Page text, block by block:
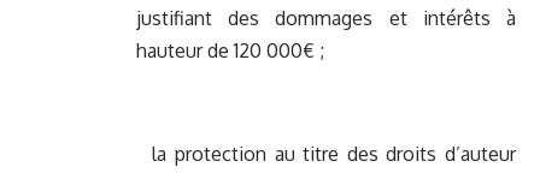
justifiant des dommages et intérêts à
hauteur de 120 000€ ;
la protection au titre des droits d’auteur